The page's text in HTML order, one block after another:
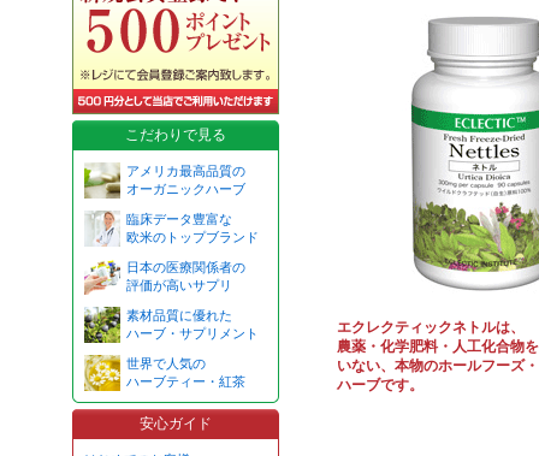
エクレクティックネトルは、
農薬・化学肥料・人工化合物
いない、本物のホールフーズ
ハーブです。
こだわりで見る
アメリカ最高品質の
オーガニックハーブ
臨床データ豊富な
欧米のトップブランド
日本の医療関係者の
評価が高いサプリ
素材品質に優れた
ハーブ・サプリメント
世界で人気の
ハーブティー・紅茶
安心ガイド